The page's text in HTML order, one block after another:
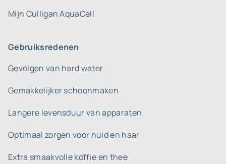
Mijn Culligan AquaCell
Gebruiksredenen
Gevolgen van hard water
Gemakkelijker schoonmaken
Langere levensduur van apparaten
Optimaal zorgen voor huid en haar
Extra smaakvolle koffie en thee